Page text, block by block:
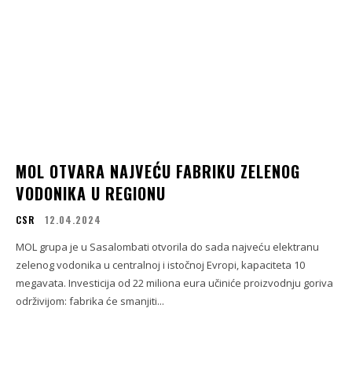
MOL OTVARA NAJVEĆU FABRIKU ZELENOG
VODONIKA U REGIONU
CSR 12.04.2024
MOL grupa je u Sasalombati otvorila do sada najveću elektranu
zelenog vodonika u centralnoj i istočnoj Evropi, kapaciteta 10
megavata. Investicija od 22 miliona eura učiniće proizvodnju goriva
održivijom: fabrika će smanjiti...